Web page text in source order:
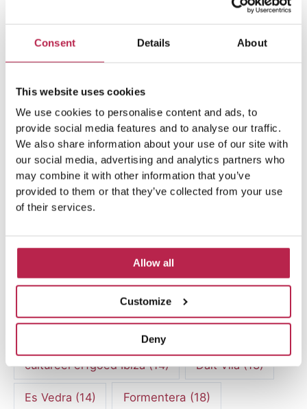
Consent Details About
This website uses cookies
We use cookies to personalise content and ads, to
provide social media features and to analyse our traffic.
We also share information about your use of our site with
our social media, advertising and analytics partners who
may combine it with other information that you’ve
provided to them or that they’ve collected from your use
of their services.
Allow all
Customize
Deny
Populaire Onderwerpen
Atlantis(5) Atlantis Ibiza(6)
Atlantis Sa Pedra
Bootverhuur Ibiza(13) Cala Benirras(5)
Cala d'Hort(11) Cala Salada(7)
Can Caus(5)
Culinaire Ervaringen
cultureel erfgoed Ibiza(14) Dalt Vila(13)
Es Vedra (14) Formentera (18)